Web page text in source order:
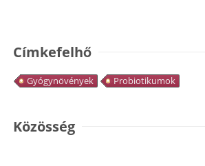
Címkefelhő
Gyógynövények Probiotikumok
Közösség